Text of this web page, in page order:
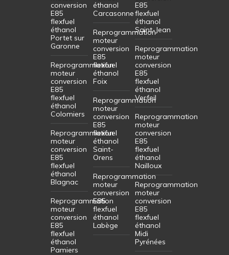
conversion
E85
flexfuel
éthanol
Portet sur
Garonne
Reprogrammation
moteur
conversion
E85
flexfuel
éthanol
Colomiers
Reprogrammation
moteur
conversion
E85
flexfuel
éthanol
Blagnac
Reprogrammation
moteur
conversion
E85
flexfuel
éthanol
Pamiers
éthanol
Carcasonne
Reprogrammation
moteur
conversion
E85
flexfuel
éthanol
Foix
Reprogrammation
moteur
conversion
E85
flexfuel
éthanol
Saint-
Orens
Reprogrammation
moteur
conversion
E85
flexfuel
éthanol
Labège
E85
flexfuel
éthanol
Saint-Jean
Reprogrammation
moteur
conversion
E85
flexfuel
éthanol
Verfeil
Reprogrammation
moteur
conversion
E85
flexfuel
éthanol
Nailloux
Reprogrammation
moteur
conversion
E85
flexfuel
éthanol
Midi
Pyrénées